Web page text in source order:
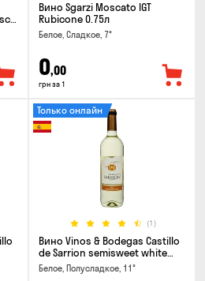
Вино Sgarzi Moscato IGT
Rubicone 0.75л
Белое, Сладкое, 7°
0,00
грн за 1
(1)
Только онлайн
Вино Vinos & Bodegas Castillo
de Sarrion semisweet white
0.75л
Белое, Полусладкое, 11°